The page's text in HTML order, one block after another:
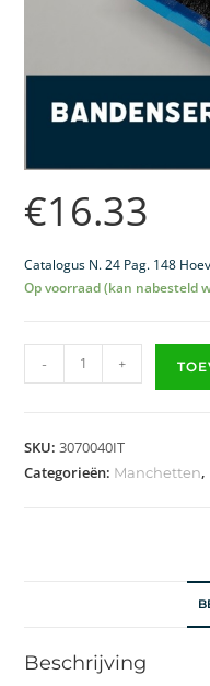
€16.33
Catalogus N. 24 Pag. 148
Op voorraad (kan nabesteld
- +
SKU:3070040IT
Categorieën: Manchetten,
Beschrijving